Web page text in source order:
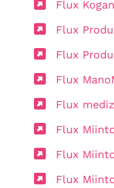
Flux Kogan
Flux
Flux
Flux
Flux
Flux
Flux
Flux